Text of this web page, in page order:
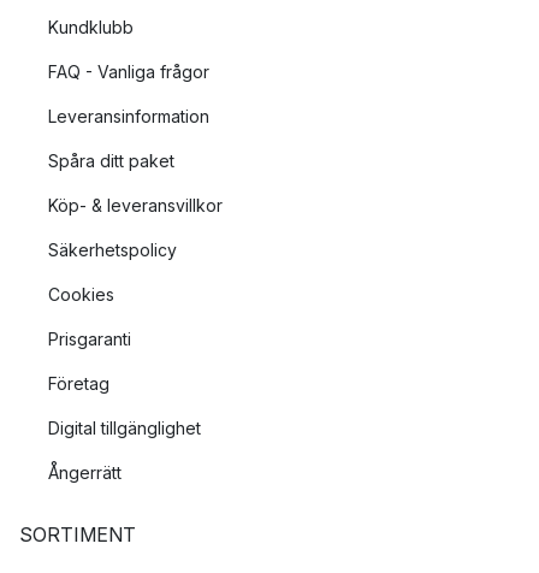
inte bara vara funktionell utan också uttrycka sin egen unika
karaktär. Oblures designfilosofi skapar en perfekt balans
mellan form och funktion.
Kundklubb
FAQ - Vanliga frågor
Leveransinformation
Spåra ditt paket
Köp- & leveransvillkor
Säkerhetspolicy
Cookies
Prisgaranti
Företag
Digital tillgänglighet
Ångerrätt
SORTIMENT